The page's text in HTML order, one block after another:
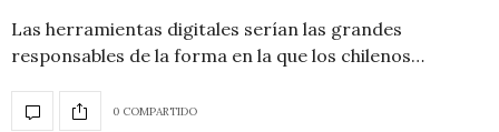
Las herramientas digitales serían las grandes
responsables de la forma en la que los chilenos…
0 COMPARTIDO